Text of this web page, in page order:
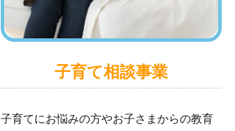
子育て相談事業
子育てにお悩みの方やお子さまからの教育